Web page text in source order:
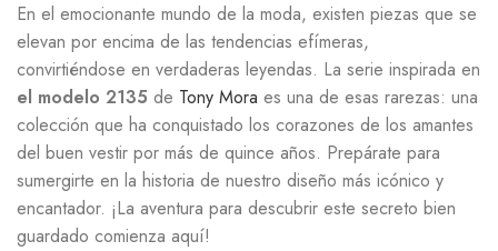
En el emocionante mundo de la moda, existen piezas que se
elevan por encima de las tendencias efímeras,
convirtiéndose en verdaderas leyendas. La serie inspirada en
el modelo 2135 de Tony Mora es una de esas rarezas: una
colección que ha conquistado los corazones de los amantes
del buen vestir por más de quince años. Prepárate para
sumergirte en la historia de nuestro diseño más icónico y
encantador. ¡La aventura para descubrir este secreto bien
guardado comienza aquí!